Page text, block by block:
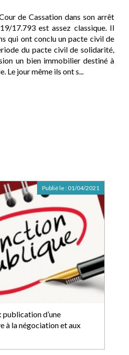
de Cassation dans son arrêt
17.793 est assez classique. Il
qui ont conclu un pacte civil de
du pacte civil de solidarité,
un bien immobilier destiné à
Le jour même ils ont s...
d’une
à la négociation et aux
Publié le : 01/04/2021